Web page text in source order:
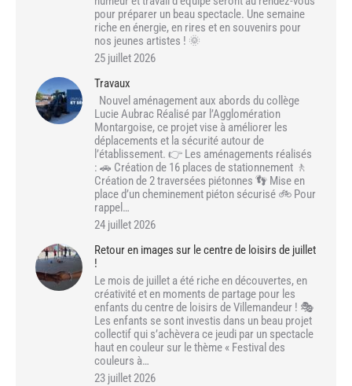
pour préparer un beau spectacle. Une semaine
riche en énergie, en rires et en souvenirs pour
nos jeunes artistes ! 🌞
25 juillet 2026
Travaux
Nouvel aménagement aux abords du collège
Lucie Aubrac Réalisé par l’Agglomération
Montargoise, ce projet vise à améliorer les
déplacements et la sécurité autour de
l’établissement. 👉 Les aménagements réalisés
: 🚗 Création de 16 places de stationnement 🚶
Création de 2 traversées piétonnes 👣 Mise en
place d’un cheminement piéton sécurisé 🚲 Pour
rappel…
24 juillet 2026
Retour en images sur le centre de loisirs de juillet
!
Le mois de juillet a été riche en découvertes, en
créativité et en moments de partage pour les
enfants du centre de loisirs de Villemandeur ! 🎭
Les enfants se sont investis dans un beau projet
collectif qui s’achèvera ce jeudi par un spectacle
haut en couleur sur le thème « Festival des
couleurs à…
23 juillet 2026